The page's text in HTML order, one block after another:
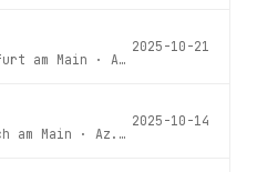
am Main · Az.
2025-10-21
am Main · Az.
2025-10-14